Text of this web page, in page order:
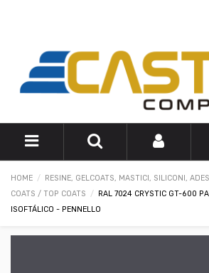
HOME RESINE, GELCOATS, MASTICI, SILICONI,
COATS / TOP COATS
RAL 7024 CRYSTIC GT-600
ISOFTÁLICO - PENNELLO